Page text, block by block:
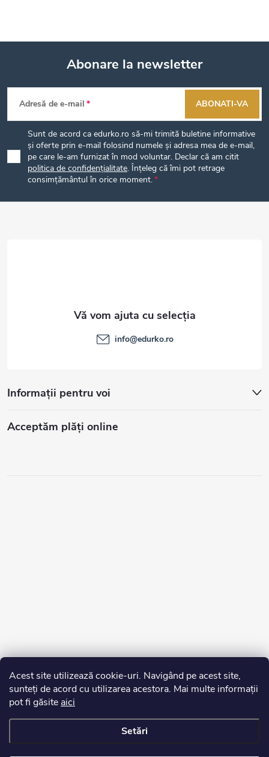
Acest site utilizează cookie-uri. Navigând pe acest site,
sunteți de acord cu utilizarea acestora. Mai multe informații
pot fi găsite aici
Setări
S
u
b
o
Abonare la newsletter
Adresă de e-mail
Sunt de acord ca edurko.ro să-mi trimită buletine informative
și oferte prin e-mail folosind numele și adresa mea de e-mail,
pe care le-am furnizat în mod voluntar. Declar că am citit
politica de confidențialitate. Înțeleg că îmi pot retrage
consimțământul în orice moment.
ABONATI-VA
Informații pentru voi
Acceptăm plăţi online
info@edurko.ro